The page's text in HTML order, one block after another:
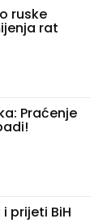
ruske
rat
Praćenje
prijeti BiH